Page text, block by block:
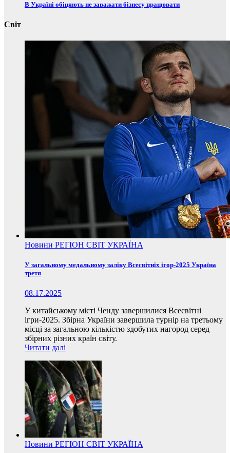
В Україні обіцяють не заважати бізнесу працювати
Світ
Новини РЕГІОН СВІТ УКРАЇНА
У загальному медальному заліку Всесвітніх ігор-2025 Україна
третя
08.17.2025
У китайському місті Ченду завершилися Всесвітні
ігри-2025. Збірна України завершила турнір на третьому
місці за загальною кількістю здобутих нагород серед
збірних різних країн світу.
Читати далі
Новини РЕГІОН СВІТ УКРАЇНА